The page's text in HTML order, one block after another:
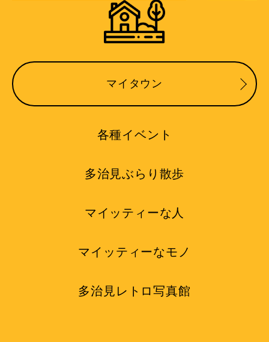
マイタウン
各種イベント
多治見ぶらり散歩
マイッティーな人
マイッティーなモノ
多治見レトロ写真館